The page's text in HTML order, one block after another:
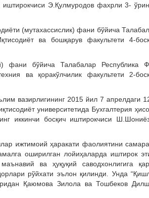
иштирокчиси Э.Қулмуродов фахрли 3-
(мутахассислик) фани бўйича
ва бошқарув факультети 4-
фани бўйича Талабалар Республика
ва қоракўлчилик факультети 2-
вазирлигининг 2015 йил 7 апрелдаги
университетида Бухгалтерия
иккинчи босқич иштирокчиси
ижтимоий ҳаракати фаолиятини
оширилган лойиҳаларда иштирок
ва ҳуқуқий саводхонлигига
рўйхати эълон қилинди. Унда
Қаюмова Зилола
ва Тошбеков